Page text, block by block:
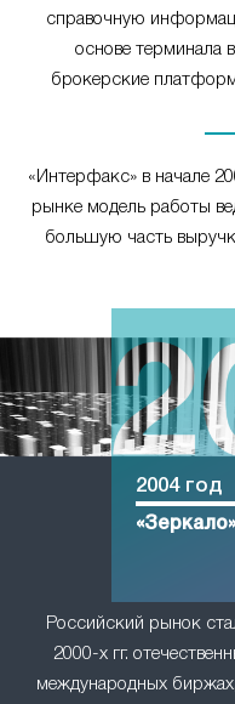
справочную
основе терминала
брокерские
«Интерфакс» в начале
рынке модель работы
большую часть
Российский рынок
2000-х гг.
международных
2004 год